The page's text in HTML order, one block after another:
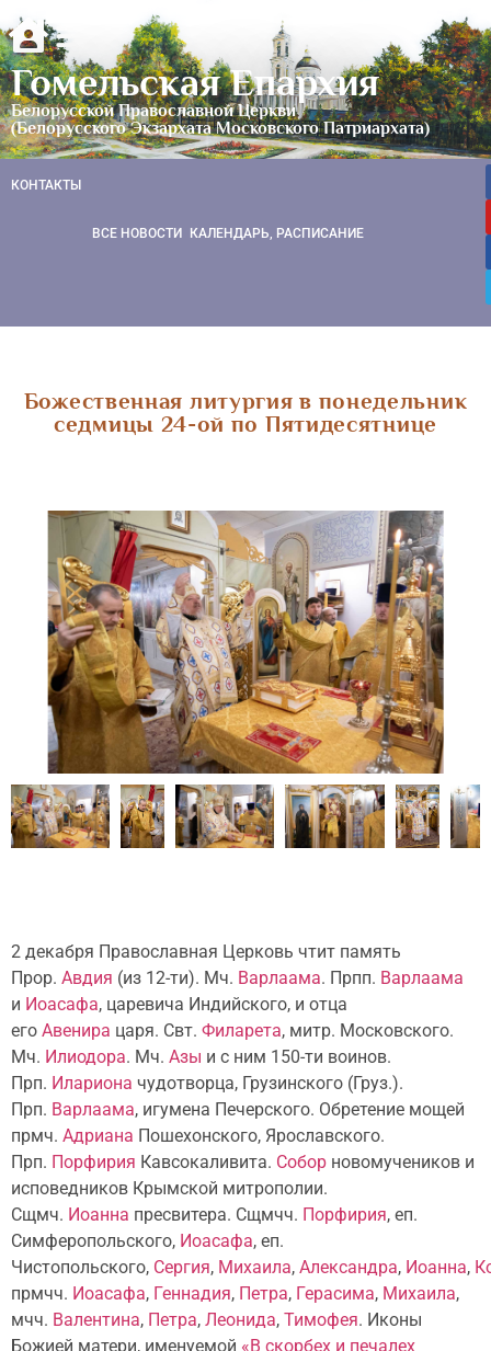
Гомельская Епархия
Белорусской Православной Церкви
(Белорусского Экзархата Московского Патриархата)
КОНТАКТЫ
ВСЕ НОВОСТИ КАЛЕНДАРЬ, РАСПИСАНИЕ
Божественная литургия в понедельник
седмицы 24-ой по Пятидесятнице
2 декабря Православная Церковь чтит память
Прор. Авдия (из 12-ти). Мч. Варлаама. Прпп. Варлаама
и Иоасафа, царевича Индийского, и отца
его Авенира царя. Свт. Филарета, митр. Московского.
Мч. Илиодора. Мч. Азы и с ним 150-ти воинов.
Прп. Илариона чудотворца, Грузинского (Груз.).
Прп. Варлаама, игумена Печерского. Обретение мощей
прмч. Адриана Пошехонского, Ярославского.
Прп. Порфирия Кавсокаливита. Собор новомучеников и
исповедников Крымской митрополии.
Сщмч. Иоанна пресвитера. Сщмчч. Порфирия, еп.
Симферопольского, Иоасафа, еп.
Чистопольского, Сергия, Михаила, Александра, Иоанна,
прмчч. Иоасафа, Геннадия, Петра, Герасима, Михаила,
мчч. Валентина, Петра, Леонида, Тимофея. Иконы
Божией матери, именуемой «В скорбех и печалех